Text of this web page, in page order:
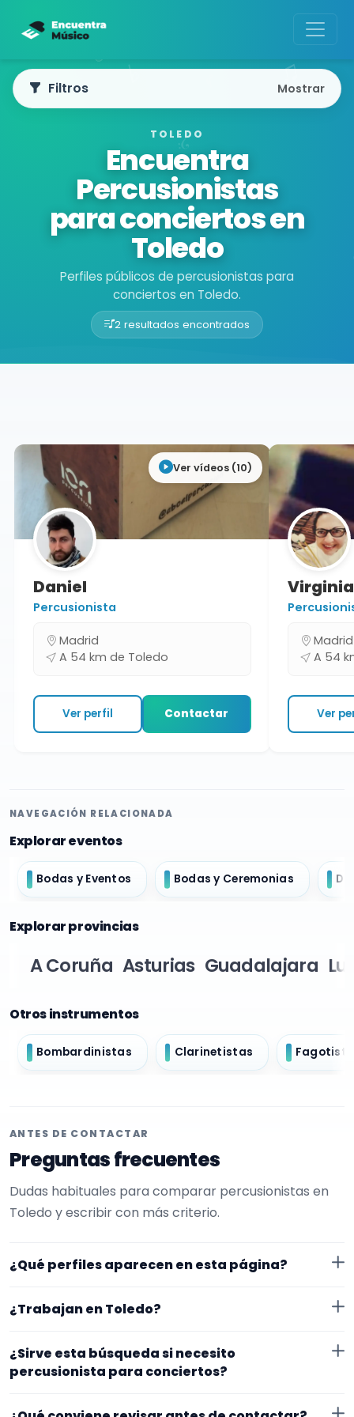
TOLEDO
Encuentra
Percusionistas
para conciertos en
Toledo
Perfiles públicos de percusionistas para
conciertos en Toledo.
2 resultados encontrados
Buscador de músicos
Filtros Mostrar
Ver vídeos (10)
Daniel
Percusionista
Madrid
A 54 km de Toledo
Ver perfil Contactar
A
Ver
NAVEGACIÓN RELACIONADA
Explorar eventos
Bodas y Eventos Bodas y Ceremonias
Explorar provincias
A Coruña Asturias Guadalajara
Otros instrumentos
Bombardinistas Clarinetistas
ANTES DE CONTACTAR
Preguntas frecuentes
Dudas habituales para comparar percusionistas en
Toledo y escribir con más criterio.
¿Qué perfiles aparecen en esta página?
Aquí se muestran percusionistas con perfil público en
EncuentraMúsico. La selección está filtrada por
experiencia o disponibilidad para conciertos. Además,
la página se centra en perfiles que trabajan en
¿Trabajan en Toledo?
en Toledo. Aun así, conviene confirmar lugar exacto,
cerrar nada.
¿Sirve esta búsqueda si necesito
percusionista para conciertos?